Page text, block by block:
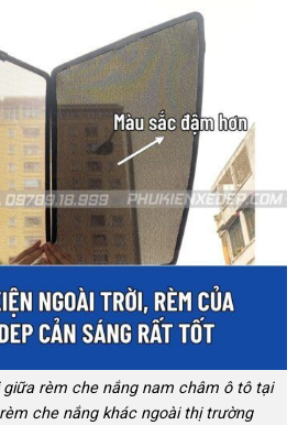
rèm che nắng nam châm ô tô tại
che nắng khác ngoài thị trường